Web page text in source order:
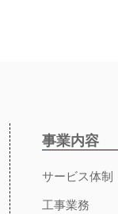
事業内容
サービス体制
工事業務